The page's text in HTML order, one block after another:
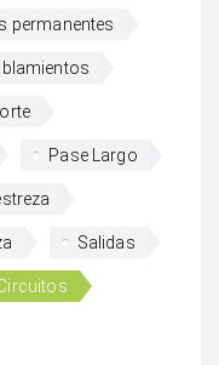
permanentes
Pase Largo
Salidas